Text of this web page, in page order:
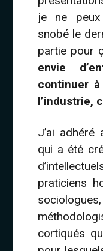
je ne peux
snobé le
partie pour
envie
continuer
l’industrie,
J’ai adhéré
qui a été
praticiens
cortiqués